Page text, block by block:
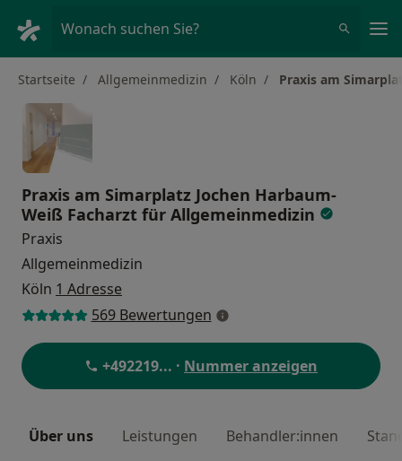
Wonach suchen Sie?
Startseite Allgemeinmedizin Köln Praxis am
Praxis am Simarplatz Jochen Harbaum-
Weiß Facharzt für Allgemeinmedizin
Praxis
Allgemeinmedizin
Köln 1 Adresse
569 Bewertungen
+492219... · Nummer anzeigen
Über uns Leistungen Behandler:innen